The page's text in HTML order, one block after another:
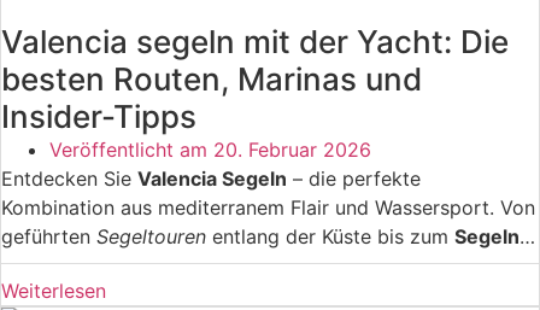
Valencia segeln mit der Yacht: Die
besten Routen, Marinas und
Insider-Tipps
Veröffentlicht am 20. Februar 2026
Entdecken Sie Valencia Segeln – die perfekte
Kombination aus mediterranem Flair und Wassersport. Von
geführten Segeltouren entlang der Küste bis zum Segeln
lernenin professionellen Schulen. Erleben Sie
unvergessliche
Weiterlesen